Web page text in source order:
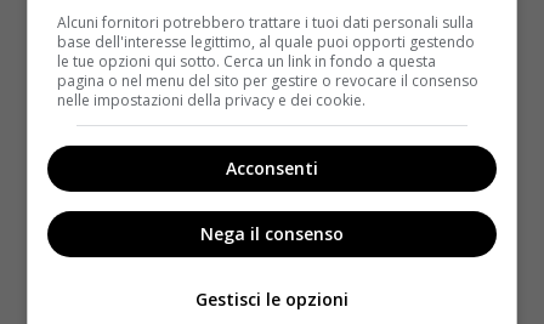
Alcuni fornitori potrebbero trattare i tuoi dati personali sulla
base dell'interesse legittimo, al quale puoi opporti gestendo
le tue opzioni qui sotto. Cerca un link in fondo a questa
pagina o nel menu del sito per gestire o revocare il consenso
nelle impostazioni della privacy e dei cookie.
Acconsenti
Nega il consenso
Gestisci le opzioni